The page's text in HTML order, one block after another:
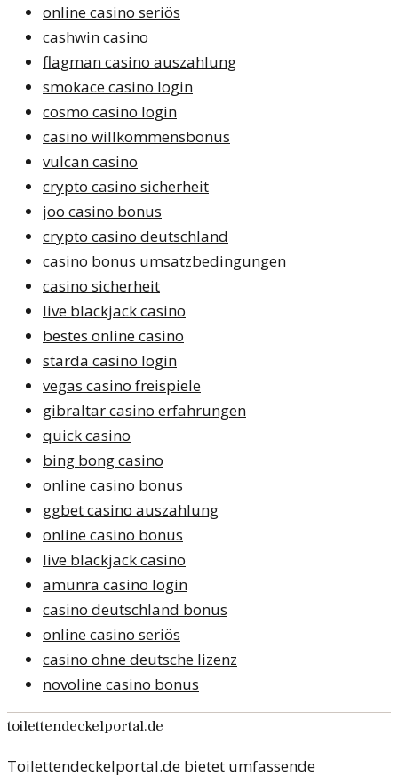
online casino seriös
cashwin casino
flagman casino auszahlung
smokace casino login
cosmo casino login
casino willkommensbonus
vulcan casino
crypto casino sicherheit
joo casino bonus
crypto casino deutschland
casino bonus umsatzbedingungen
casino sicherheit
live blackjack casino
bestes online casino
starda casino login
vegas casino freispiele
gibraltar casino erfahrungen
quick casino
bing bong casino
online casino bonus
ggbet casino auszahlung
online casino bonus
live blackjack casino
amunra casino login
casino deutschland bonus
online casino seriös
casino ohne deutsche lizenz
novoline casino bonus
toilettendeckelportal.de
Toilettendeckelportal.de bietet umfassende